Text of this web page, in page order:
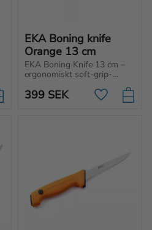
i favoriter
EKA Boning knife
Orange 13 cm
EKA Boning Knife 13 cm –
ergonomiskt soft-grip-
handtag för perfekt kontroll
och smidiga snitt. Skapad
för säker användning i alla
399 SEK Lägg till i